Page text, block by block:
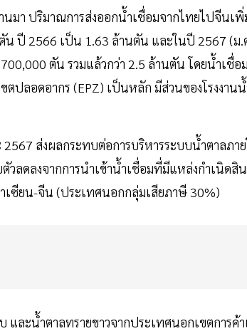
มา ปริมาณการส่งออกนํ้าเชื่อมจากไทยไปจีนเ
ปี 2566 เป็น 1.63 ล้านตัน และในปี 2567 (
ตัน รวมแล้วกว่า 2.5 ล้านตัน โดยนํ้าเชื่
ตปลอดอากร (EPZ) เป็นหลัก มีส่วนของโรงงาน
ส่งผลกระทบต่อการบริหารระบบนํ้าตาลภา
วลดลงจากการนำเข้านํ้าเชื่อมที่มีแหล่งกำเนิด
เซียน-จีน (ประเทศนอกกลุ่มเสียภาษี 30%)
และนํ้าตาลทรายขาวจากประเทศนอกเขตการค้